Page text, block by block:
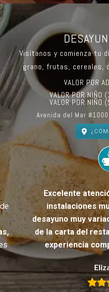
Visítanos y comienza tu
grano, frutas, cereales,
VALOR POR
VALOR POR
VALOR POR
Avenida del Mar
Excelente
instalaciones
desayuno muy
de la carta del
experiencia